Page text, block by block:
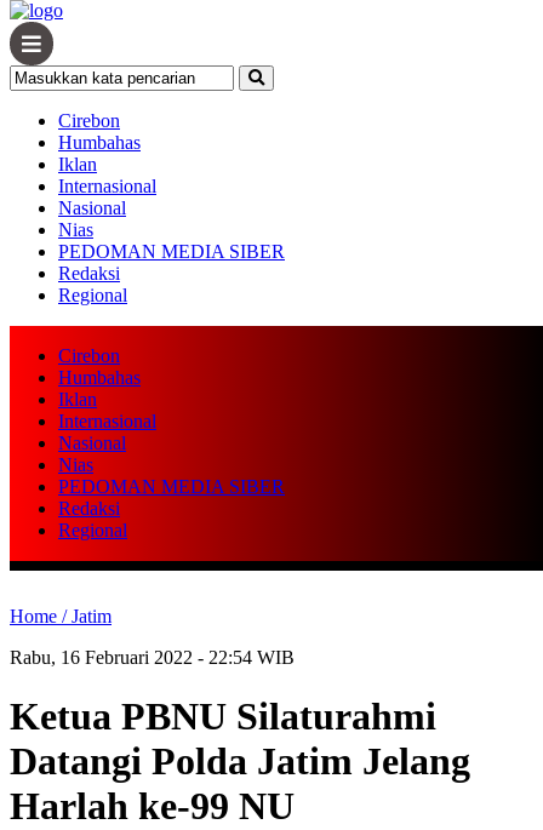
Cirebon
Humbahas
Iklan
Internasional
Nasional
Nias
PEDOMAN MEDIA SIBER
Redaksi
Regional
Cirebon
Humbahas
Iklan
Internasional
Nasional
Nias
PEDOMAN MEDIA SIBER
Redaksi
Regional
Home /Jatim
Rabu, 16 Februari 2022 - 22:54 WIB
Ketua PBNU Silaturahmi
Datangi Polda Jatim Jelang
Harlah ke-99 NU